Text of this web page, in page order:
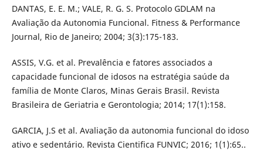
DANTAS, E. E. M.; VALE, R. G. S. Protocolo GDLAM na
Avaliação da Autonomia Funcional. Fitness & Performance
Journal, Rio de Janeiro; 2004; 3(3):175-183.
ASSIS, V.G. et al. Prevalência e fatores associados a
capacidade funcional de idosos na estratégia saúde da
família de Monte Claros, Minas Gerais Brasil. Revista
Brasileira de Geriatria e Gerontologia; 2014; 17(1):158.
GARCIA, J.S et al. Avaliação da autonomia funcional do idoso
ativo e sedentário. Revista Cientifica FUNVIC; 2016; 1(1):65..